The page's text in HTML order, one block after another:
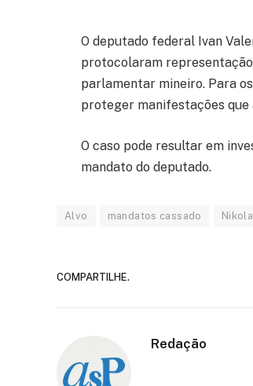
O deputado federal Ivan
protocolaram representação
parlamentar mineiro. Para
proteger manifestações
O caso pode resultar em
mandato do deputado.
Alvo mandatos cassado
COMPARTILHE.
Redação